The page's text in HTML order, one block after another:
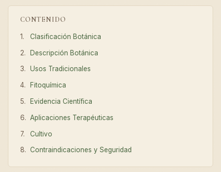
CONTENIDO
Clasificación Botánica
Descripción Botánica
Usos Tradicionales
Fitoquímica
Evidencia Científica
Aplicaciones Terapéuticas
Cultivo
Contraindicaciones y Seguridad